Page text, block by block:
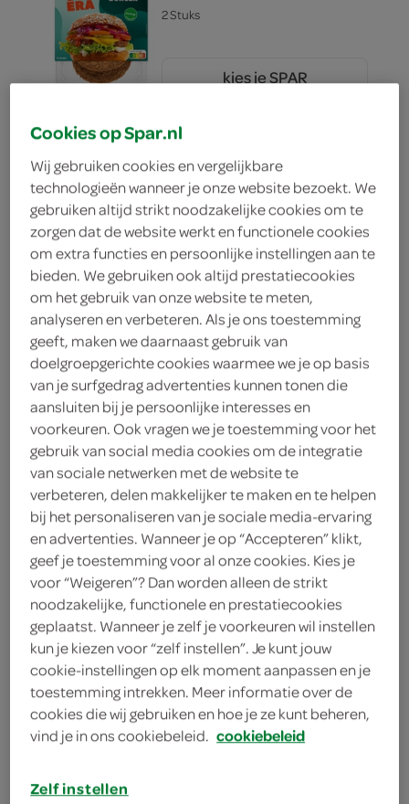
2 Stuks
3.19 kies je SPAR
Vivera vegetarische falafel
200 Gram
3.49 kies je SPAR
Vivera vegetarische
kaasschnitzel
2 Stuks
3.69 kies je SPAR
Vivera vegan balletjes
200 Gram
3.59 kies je SPAR
Vivera plant crispy tenders
4 Stuks
Cookies op Spar.nl
Wij gebruiken cookies en vergelijkbare
technologieën wanneer je onze website bezoekt. We
gebruiken altijd strikt noodzakelijke cookies om te
zorgen dat de website werkt en functionele cookies
om extra functies en persoonlijke instellingen aan te
bieden. We gebruiken ook altijd prestatiecookies
om het gebruik van onze website te meten,
analyseren en verbeteren. Als je ons toestemming
geeft, maken we daarnaast gebruik van
doelgroepgerichte cookies waarmee we je op basis
van je surfgedrag advertenties kunnen tonen die
aansluiten bij je persoonlijke interesses en
voorkeuren. Ook vragen we je toestemming voor het
gebruik van social media cookies om de integratie
van sociale netwerken met de website te
verbeteren, delen makkelijker te maken en te helpen
bij het personaliseren van je sociale media-ervaring
en advertenties. Wanneer je op “Accepteren” klikt,
geef je toestemming voor al onze cookies. Kies je
voor “Weigeren”? Dan worden alleen de strikt
noodzakelijke, functionele en prestatiecookies
geplaatst. Wanneer je zelf je voorkeuren wil instellen
kun je kiezen voor “zelf instellen”. Je kunt jouw
cookie-instellingen op elk moment aanpassen en je
toestemming intrekken. Meer informatie over de
cookies die wij gebruiken en hoe je ze kunt beheren,
vind je in ons cookiebeleid. cookiebeleid
Zelf instellen